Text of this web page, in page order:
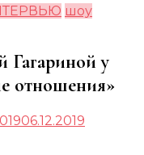
шоу
у
отношения»
06.12.2019